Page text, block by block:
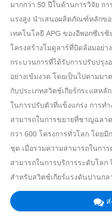
มากกว่า 50 ปีในด้านการวิจัย
แรงสูง นำเสนอผลิตภัณฑ์หลักขอ
เทคโนโลยี APG ของอีพอกซีเร
โครงสร้างโมดูลาร์ที่ปิดล้อมอย่
กระบวนการที่ได้รับการปรับปรุ
อย่างเข้มงวด โดยเป็นไปตามม
กับประเภทสวิตช์เกียร์กระแสหลั
ในการปรับตัวที่แข็งแกร่ง การท
สามารถในการขยายที่ชาญฉลา
กว่า 600 โครงการทั่วโลก โดย
ชุด เมื่อรวมความสามารถในกา
สามารถในการบริการระดับโลก
สำหรับสวิตช์เกียร์แรงดันปานกล